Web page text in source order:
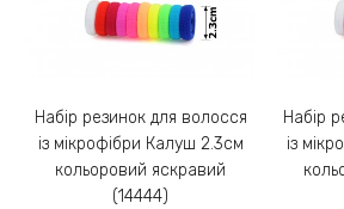
Набір резинок для волосся
із мікрофібри Калуш 2.3см
кольоровий яскравий
(14444)
Набір резинок для волосся
із